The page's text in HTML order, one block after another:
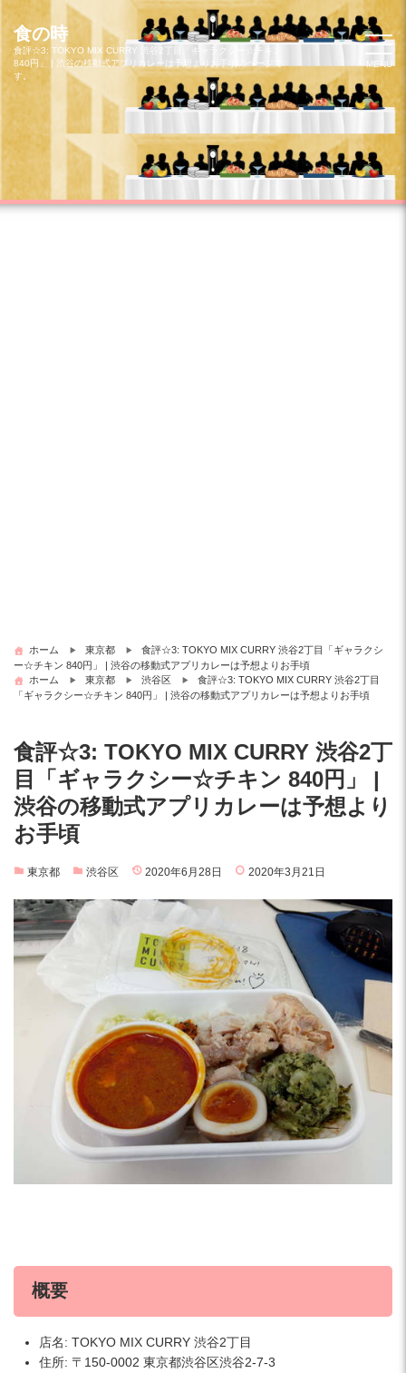
コ
ツ
キ
ッ
食の時
食評☆3: TOKYO MIX CURRY 渋谷2丁目「ギャラクシー☆チキン
840円」 | 渋谷の移動式アプリカレーは予想よりお手頃のページで
す。
MENU
ホーム 東京都
食評☆3: TOKYO MIX CURRY 渋谷2丁目「ギャラクシ
ー☆チキン 840円」 | 渋谷の移動式アプリカレーは予想よりお手頃
ホーム
東京都 渋谷区
食評☆3: TOKYO MIX CURRY 渋谷2丁目
「ギャラクシー☆チキン 840円」 | 渋谷の移動式アプリカレーは予想よりお手頃
食評☆3: TOKYO MIX CURRY 渋谷2丁
目「ギャラクシー☆チキン 840円」 |
渋谷の移動式アプリカレーは予想より
お手頃
東京都 渋谷区 2020年6月28日 2020年3月21日
概要
店名: TOKYO MIX CURRY 渋谷2丁目
住所: 〒150-0002 東京都渋谷区渋谷2-7-3